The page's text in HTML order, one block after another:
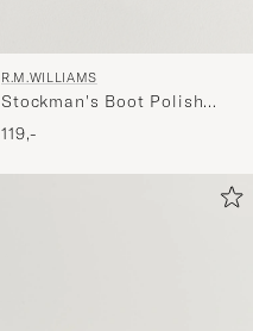
R.M.WILLIAMS
Stockman's Boot Polish
70ml Chestnut
119,-